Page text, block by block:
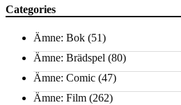
Categories
Ämne: Bok (51)
Ämne: Brädspel (80)
Ämne: Comic (47)
Ämne: Film (262)